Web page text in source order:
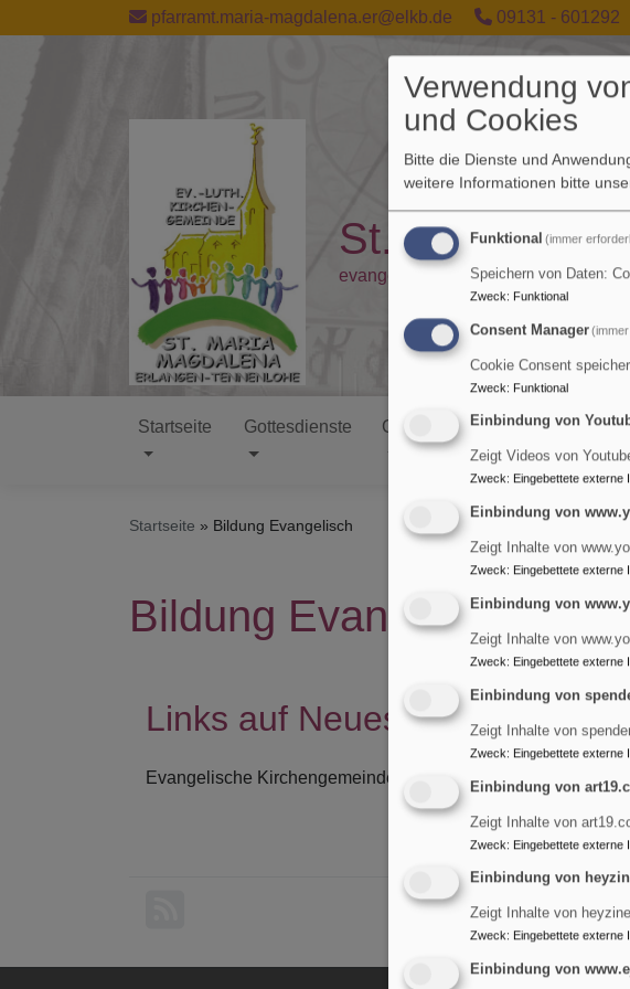
zum
pfarramt.maria-magdalena.er@elkb.de 09131 - 601292
St. Maria
evangelisch in Tennenlohe und im
Hauptnavigation
Startseite Gottesdienste Gemeinde Wir für Sie
Startseite Bildung Evangelisch
Bildung Evangelisch
Links auf Neues,
Evangelische Kirchengemeinde St. Maria Magdalena in
Verwendung
und Cookies
Bitte die Dienste und
weitere Informationen bitte
Funktional (immer
Speichern von Daten:
Zweck: Funktional
Consent Manager
Cookie Consent
Zweck: Funktional
Einbindung von
Zeigt Videos von
Zweck: Eingebettete externe
Einbindung von
Zeigt Inhalte von
Zweck: Eingebettete externe
Einbindung von
Zeigt Inhalte von
Zweck: Eingebettete externe
Einbindung von
Zeigt Inhalte von
Zweck: Eingebettete externe
Einbindung von
Zeigt Inhalte von
Zweck: Eingebettete externe
Einbindung von
Zeigt Inhalte von
Zweck: Eingebettete externe
Einbindung von